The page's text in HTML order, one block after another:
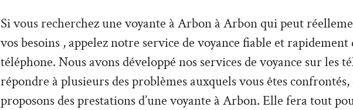
Si vous recherchez une voyante à Arbon à Arbon qui peut
vos besoins , appelez notre service de voyance fiable et
téléphone. Nous avons développé nos services de voyance sur les
répondre à plusieurs des problèmes auxquels vous êtes
proposons des prestations d’une voyante à Arbon. Elle fera tout